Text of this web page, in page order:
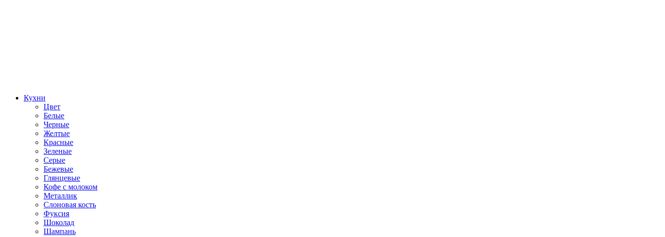
Кухни
Цвет
Белые
Черные
Желтые
Красные
Зеленые
Серые
Бежевые
Глянцевые
Кофе с молоком
Металлик
Слоновая кость
Фуксия
Шоколад
Шампань